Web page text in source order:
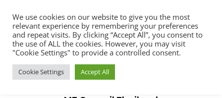
content
We use cookies on our website to give you the most
relevant experience by remembering your preferences
and repeat visits. By clicking “Accept All”, you consent to
the use of ALL the cookies. However, you may visit
"Cookie Settings" to provide a controlled consent.
Cookie Settings Accept All